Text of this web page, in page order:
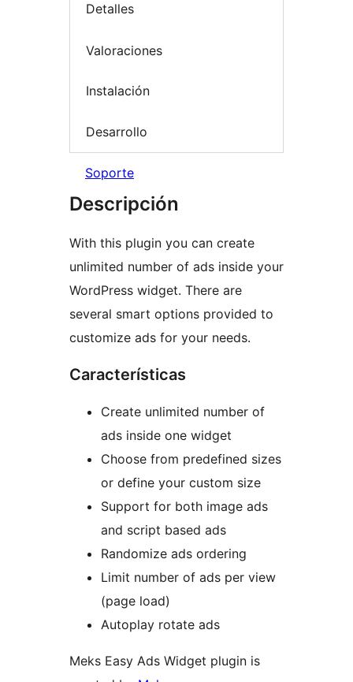
Detalles
Valoraciones
Instalación
Desarrollo
Soporte
Descripción
With this plugin you can create
unlimited number of ads inside your
WordPress widget. There are
several smart options provided to
customize ads for your needs.
Características
Create unlimited number of
ads inside one widget
Choose from predefined sizes
or define your custom size
Support for both image ads
and script based ads
Randomize ads ordering
Limit number of ads per view
(page load)
Autoplay rotate ads
Meks Easy Ads Widget plugin is